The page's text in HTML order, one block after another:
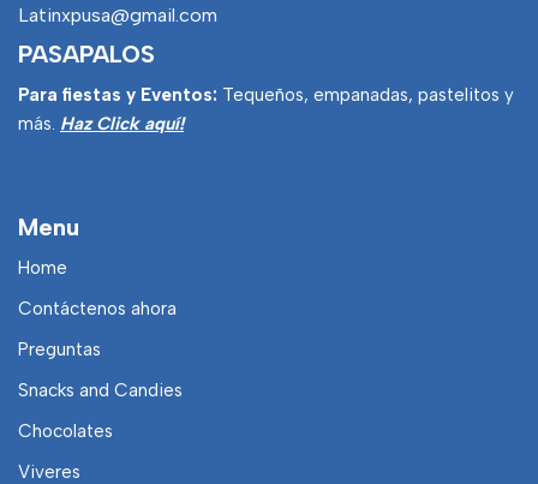
Latinxpusa@gmail.com
PASAPALOS
Para fiestas y Eventos: Tequeños, empanadas, pastelitos y
más. Haz Click aquí!
Menu
Home
Contáctenos ahora
Preguntas
Snacks and Candies
Chocolates
Viveres